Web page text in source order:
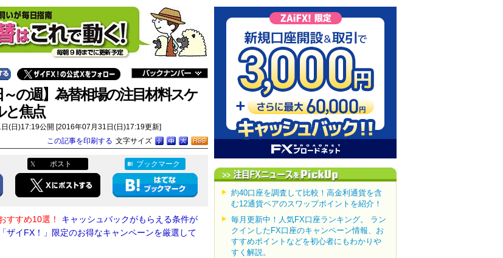
～の週】為替相場の注目材料スケ
と焦点
(日)17:19公開 [2016年07月31日(日)17:19更新]
文字サイズ
この記事を印刷する
ポスト ブックマーク
すすめ10選！
キャッシュバックがもらえる条件が
ザイFX！」限定のお得なキャンペーンを厳選して
約40口座を調査して比較！高金利通貨を含
む12通貨ペアのスワップポイントを紹介！
毎月更新中！人気FX口座ランキング。 ラン
クインしたFX口座のキャンペーン情報、お
すすめポイントなどを初心者にもわかりや
すく解説。